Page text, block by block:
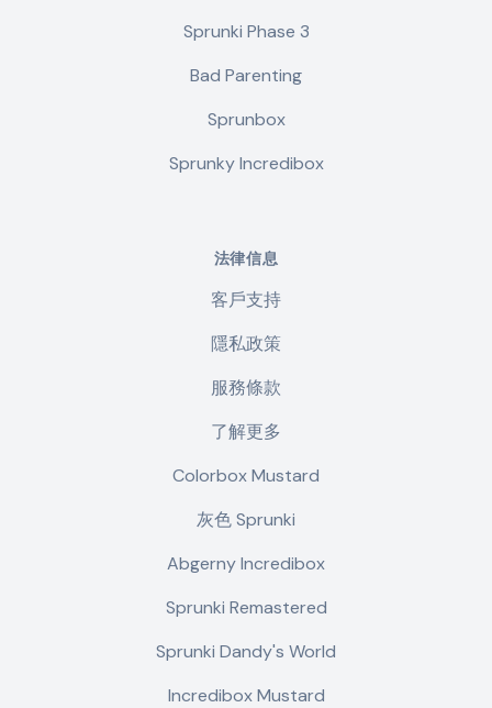
Sprunki Phase 3
Bad Parenting
Sprunbox
Sprunky Incredibox
法律信息
客戶支持
隱私政策
服務條款
了解更多
Colorbox Mustard
灰色 Sprunki
Abgerny Incredibox
Sprunki Remastered
Sprunki Dandy's World
Incredibox Mustard